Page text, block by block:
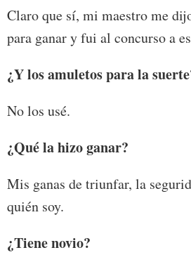
Claro que sí, mi maestro me
para ganar y fui al concurso a
¿Y los amuletos para la
No los usé.
¿Qué la hizo ganar?
Mis ganas de triunfar, la
quién soy.
¿Tiene novio?